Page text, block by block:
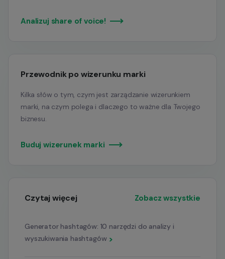
Analizuj share of voice!
Przewodnik po wizerunku marki
Kilka słów o tym, czym jest zarządzanie wizerunkiem
marki, na czym polega i dlaczego to ważne dla Twojego
biznesu.
Buduj wizerunek marki
Czytaj więcej Zobacz wszystkie
Generator hashtagów: 10 narzędzi do analizy i
wyszukiwania hashtagów >